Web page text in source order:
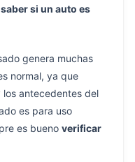
si un auto es
genera muchas
normal, ya que
antecedentes del
es para uso
es bueno verificar